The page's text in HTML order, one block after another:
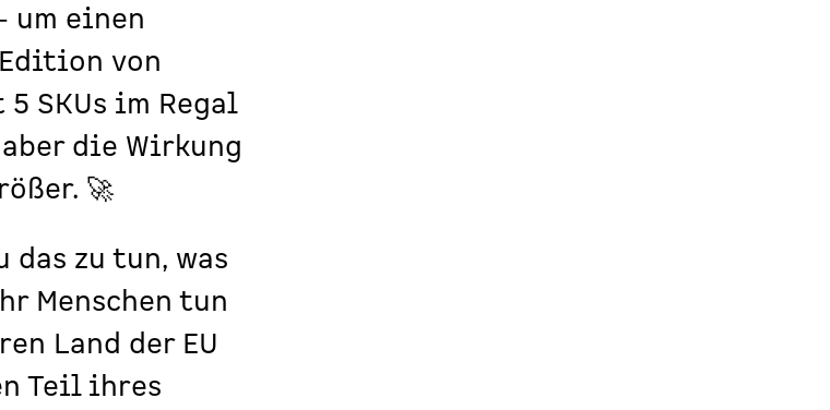
um einen
von
SKUs im Regal
die Wirkung
🚀
das zu tun, was
Menschen tun
Land der EU
Teil ihres